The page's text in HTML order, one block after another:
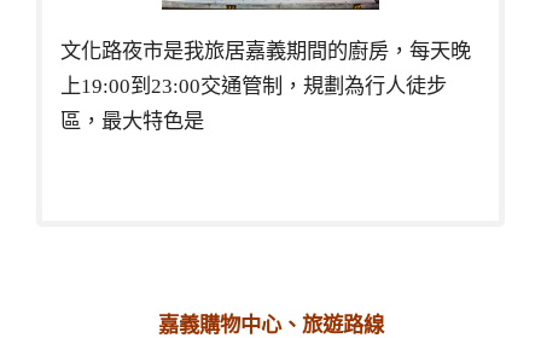
文化路夜市是我旅居嘉義期間的廚房，每天晚
上19:00到23:00交通管制，規劃為行人徒步
區，最大特色是
嘉義購物中心、旅遊路線